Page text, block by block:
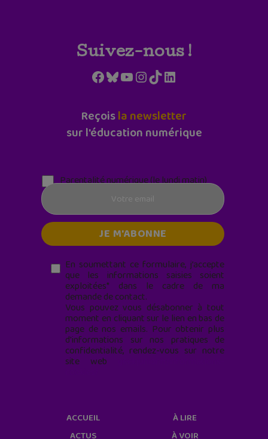
Suivez-nous !
Facebook
Bluesky
YouTube
Instagram
TikTokLinkedIn
Reçoisla newsletter
sur l'éducation numérique
Parentalité numérique (le lundi matin)
En soumettant ce formulaire, j’accepte
que les informations saisies soient
exploitées* dans le cadre de ma
demande de contact.
Vous pouvez vous désabonner à tout
moment en cliquant sur le lien en bas de
page de nos emails. Pour obtenir plus
d'informations sur nos pratiques de
confidentialité, rendez-vous sur notre
site web
ACCUEIL
ACTUS
À LIRE
À VOIR